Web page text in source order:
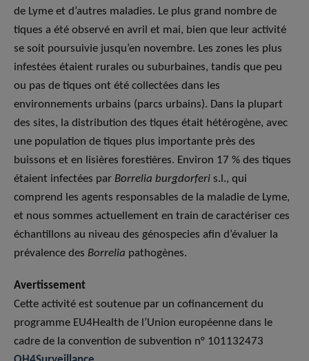
de Lyme et d’autres maladies. Le plus grand nombre de
tiques a été observé en avril et mai, bien que leur activité
se soit poursuivie jusqu’en novembre. Les zones les plus
infestées étaient rurales ou suburbaines, tandis que peu
ou pas de tiques ont été collectées dans les
environnements urbains (parcs urbains). Dans la plupart
des sites, la distribution des tiques était hétérogène, avec
une population de tiques plus importante près des
buissons et en lisières forestières. Environ 17 % des tiques
étaient infectées par Borrelia burgdorferi s.l., qui
comprend les agents responsables de la maladie de Lyme,
et nous sommes actuellement en train de caractériser ces
échantillons au niveau des génospecies afin d’évaluer la
prévalence des Borrelia pathogènes.
Avertissement
Cette activité est soutenue par un cofinancement du
programme EU4Health de l’Union européenne dans le
cadre de la convention de subvention n° 101132473